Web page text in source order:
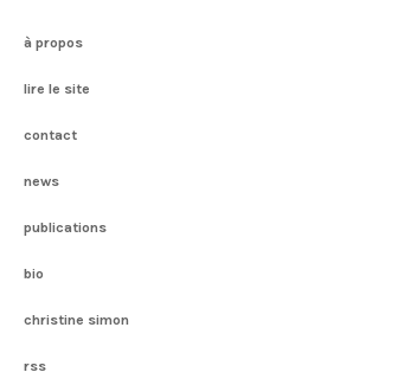
à propos
lire le site
contact
news
publications
bio
christine simon
rss